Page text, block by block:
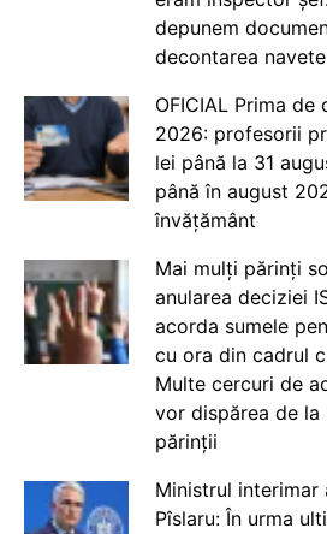
depunem
decontarea
OFICIAL Prima
2026: profesorii
lei până la 31
până în august
învățământ
Mai mulți părinți
anularea deciziei
acorda sumele
cu ora din cadrul
Multe cercuri de
vor dispărea de la
părinții
Ministrul interimar
Pîslaru: În urma